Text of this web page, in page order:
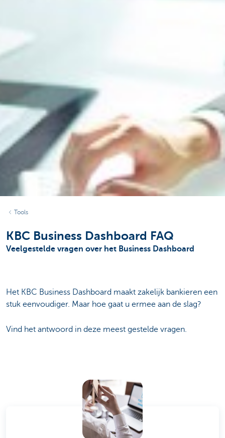
Tools
KBC Business Dashboard FAQ
Veelgestelde vragen over het Business Dashboard
Het KBC Business Dashboard maakt zakelijk bankieren een
stuk eenvoudiger. Maar hoe gaat u ermee aan de slag?
Vind het antwoord in deze meest gestelde vragen.